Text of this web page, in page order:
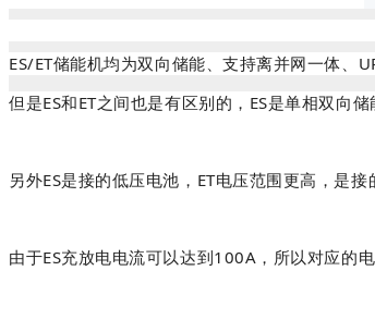
ES/ET储能机均为双向储能、支持离并网一体、
但是ES和ET之间也是有区别的，ES是单相双向
另外ES是接的低压电池，ET电压范围更高，是
由于ES充放电电流可以达到100A，所以对应的